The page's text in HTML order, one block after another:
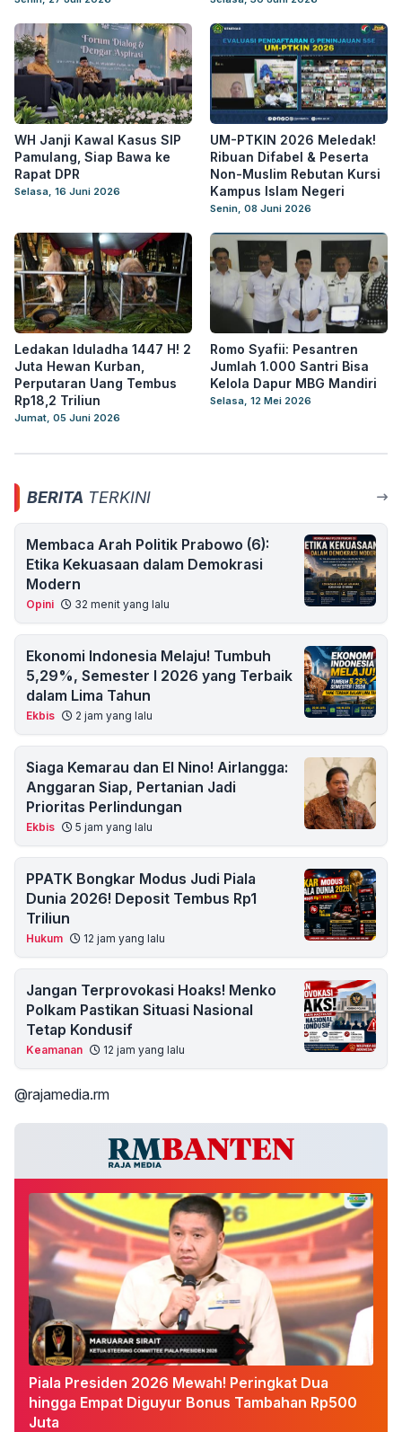
WH Janji Kawal Kasus SIP
Pamulang, Siap Bawa ke
Rapat DPR
Selasa, 16 Juni 2026
UM-PTKIN 2026 Meledak!
Ribuan Difabel & Peserta
Non-Muslim Rebutan Kursi
Kampus Islam Negeri
Senin, 08 Juni 2026
Ledakan Iduladha 1447 H! 2
Juta Hewan Kurban,
Perputaran Uang Tembus
Rp18,2 Triliun
Jumat, 05 Juni 2026
Romo Syafii: Pesantren
Jumlah 1.000 Santri Bisa
Kelola Dapur MBG Mandiri
Selasa, 12 Mei 2026
BERITA TERKINI
Membaca Arah Politik Prabowo (6):
Etika Kekuasaan dalam Demokrasi
Modern
Opini 32 menit yang lalu
Ekonomi Indonesia Melaju! Tumbuh
5,29%, Semester I 2026 yang Terbaik
dalam Lima Tahun
Ekbis 2 jam yang lalu
Siaga Kemarau dan El Nino! Airlangga:
Anggaran Siap, Pertanian Jadi
Prioritas Perlindungan
Ekbis 5 jam yang lalu
PPATK Bongkar Modus Judi Piala
Dunia 2026! Deposit Tembus Rp1
Triliun
Hukum 12 jam yang lalu
Jangan Terprovokasi Hoaks! Menko
Polkam Pastikan Situasi Nasional
Tetap Kondusif
Keamanan 12 jam yang lalu
@rajamedia.rm
Piala Presiden 2026 Mewah! Peringkat Dua
hingga Empat Diguyur Bonus Tambahan Rp500
Juta